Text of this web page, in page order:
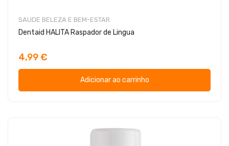
SAUDE BELEZA E BEM-ESTAR
Dentaid HALITA Raspador de Lingua
4,99 €
Adicionar ao carrinho